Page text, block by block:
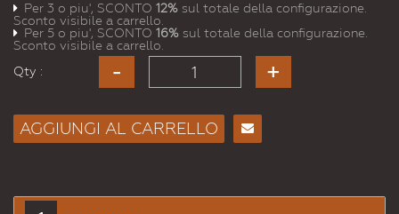
Per 3 o piu', SCONTO 12% sul totale della configurazione.
Sconto visibile a carrello.
Per 5 o piu', SCONTO 16% sul totale della configurazione.
Sconto visibile a carrello.
Qty :
AGGIUNGI AL CARRELLO